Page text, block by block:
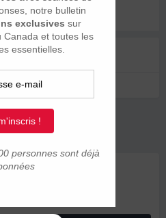
rien ici
est en ligne
cette page.